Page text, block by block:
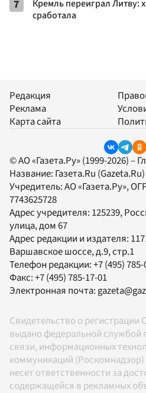
7
Кремль переиграл Литву:
сработала
Редакция
Реклама
Карта сайта
© АО «Газета.Ру» (1999-2026) –
Название: Газета.Ru (Gazeta.Ru)
Учредитель:АО «Газета.Ру»,
7743625728
Адрес учредителя: 125239,
улица, дом 67
Адрес редакции и издателя:
Варшавское шоссе, д.9, стр.1
Телефон редакции:+7 (495)
Факс:+7 (495) 785-17-01
Электронная почта:
Свидетельство о
выдано федеральной службой
связи, информационных
коммуникаций (Роскомнадзор)
несет ответственности за
содержащейся в рекламных